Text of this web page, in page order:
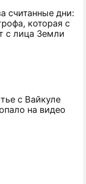
считанные дни:
которая с
с лица Земли
с Вайкуле
на видео